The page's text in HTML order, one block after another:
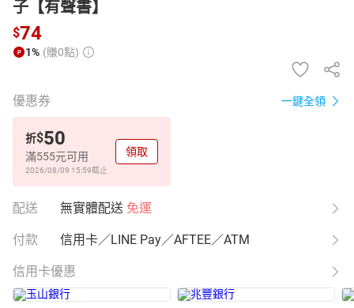
子【有聲書】
$74
1% (賺0點)
優惠券 一鍵全領
折$50
滿555元可用
2026/08/09 15:59截止
領取
配送 無實體配送 免運
付款 信用卡／LINE Pay／AFTEE／ATM
信用卡優惠